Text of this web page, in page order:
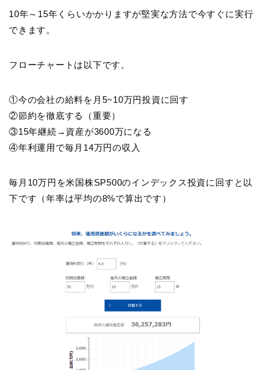
10年～15年くらいかかりますが堅実な方法で今すぐに実行
できます。
フローチャートは以下です。
①今の会社の給料を月5~10万円投資に回す
②節約を徹底する（重要）
③15年継続→資産が3600万になる
④年利運用で毎月14万円の収入
毎月10万円を米国株SP500のインデックス投資に回すと以
下です（年率は平均の8%で算出です）